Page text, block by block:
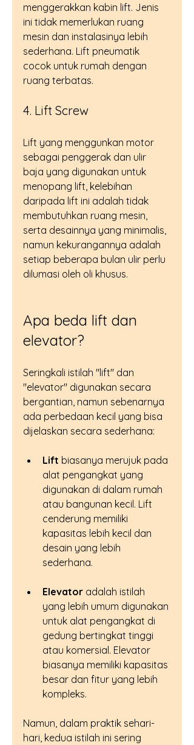
menggerakkan kabin lift. Jenis
ini tidak memerlukan ruang
mesin dan instalasinya lebih
sederhana. Lift pneumatik
cocok untuk rumah dengan
ruang terbatas.
4. Lift Screw
Lift yang menggunkan motor
sebagai penggerak dan ulir
baja yang digunakan untuk
menopang lift, kelebihan
daripada lift ini adalah tidak
membutuhkan ruang mesin,
serta desainnya yang minimalis,
namun kekurangannya adalah
setiap beberapa bulan ulir perlu
dilumasi oleh oli khusus.
Apa beda lift dan
elevator?
Seringkali istilah "lift" dan
"elevator" digunakan secara
bergantian, namun sebenarnya
ada perbedaan kecil yang bisa
dijelaskan secara sederhana:
Lift biasanya merujuk pada
alat pengangkat yang
digunakan di dalam rumah
atau bangunan kecil. Lift
cenderung memiliki
kapasitas lebih kecil dan
desain yang lebih
sederhana.
Elevator adalah istilah
yang lebih umum digunakan
untuk alat pengangkat di
gedung bertingkat tinggi
atau komersial. Elevator
biasanya memiliki kapasitas
besar dan fitur yang lebih
kompleks.
Namun, dalam praktik sehari-
hari, kedua istilah ini sering